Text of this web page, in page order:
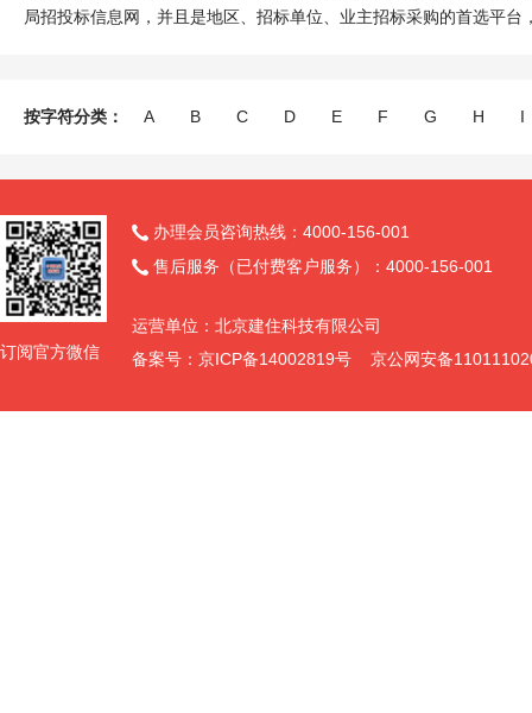
局招投标信息网，并且是地区、招标单位、业主招标采购的首选平
按字符分类： A B C D E F G H I
订阅官方微信
 办理会员咨询热线：4000-156-001
 售后服务（已付费客户服务）：4000-156-001
运营单位：北京建住科技有限公司
备案号：京ICP备14002819号 京公网安备